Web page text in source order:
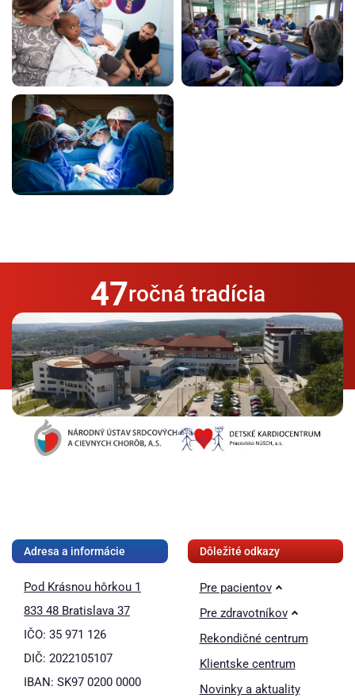
47ročná tradícia
Adresa a informácie
Pod Krásnou hôrkou 1
833 48 Bratislava 37
IČO: 35 971 126
DIČ: 2022105107
IBAN: SK97 0200 0000
Dôležité odkazy
Pre pacientov
Pre zdravotníkov
Rekondičné centrum
Klientske centrum
Novinky a aktuality
❚❚